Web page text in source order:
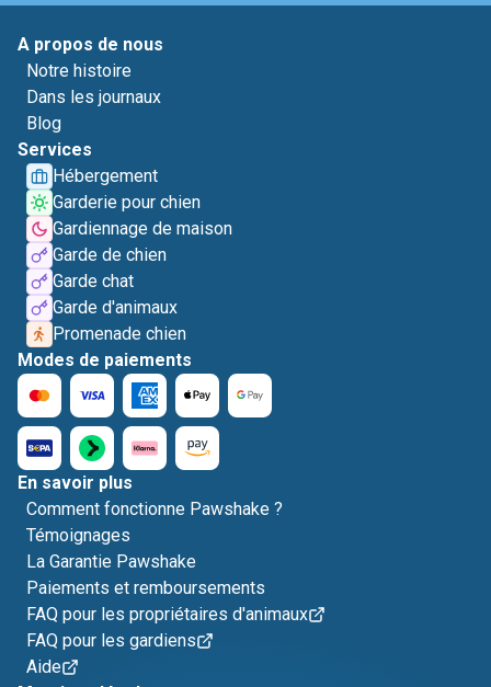
A propos de nous
Notre histoire
Dans les journaux
Blog
Services
Hébergement
Garderie pour chien
Gardiennage de maison
Garde de chien
Garde chat
Garde d'animaux
Promenade chien
Modes de paiements
En savoir plus
Comment fonctionne Pawshake ?
Témoignages
La Garantie Pawshake
Paiements et remboursements
FAQ pour les propriétaires d'animaux
FAQ pour les gardiens
Aide